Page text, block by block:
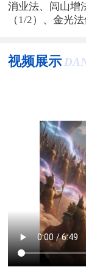
消业法、闾山增
（1/2）、金光
视频展示